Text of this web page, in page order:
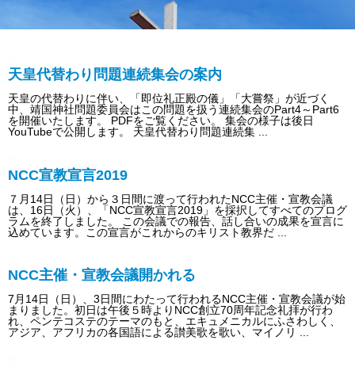
天皇代替わり問題連続集会の案内
天皇の代替わりに伴い、「即位礼正殿の儀」「大嘗祭」が近づく
中、靖国神社問題委員会はこの問題を扱う連続集会のPart4～Part6
を開催いたします。 PDFをご覧ください。 集会の様子は後日
YouTubeで公開します。 天皇代替わり問題連続集 ...
NCC宣教宣言2019
７月14日（日）から３日間に渡って行われたNCC主催・宣教会議
は、16日（火）、「NCC宣教宣言2019」を採択してすべてのプログ
ラムを終了しました。 この会議での報告、話し合いの成果を宣言に
込めています。この宣言がこれからのキリスト教界だ ...
NCC主催・宣教会議開かれる
7月14日（日）、3日間にわたって行われるNCC主催・宣教会議が始
まりました。初日は午後５時よりNCC創立70周年記念礼拝が行わ
れ、ペンテコステのテーマのもと、エキュメニカルにふさわしく、
アジア、アフリカの各国語による讃美歌を歌い、マイノリ ...